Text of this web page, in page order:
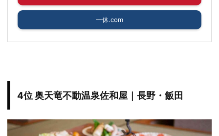
一休.com
4位 奥天竜不動温泉佐和屋｜長野・飯田